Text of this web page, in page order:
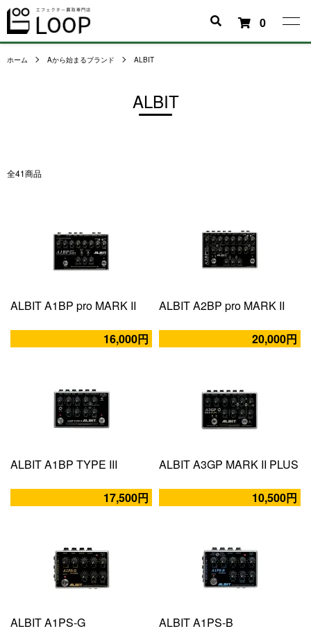
0
ホーム Aから始まるブランド ALBIT
ALBIT
全41商品
ALBIT A1BP pro MARK II
16,000円
ALBIT A2BP pro MARK II
20,000円
ALBIT A1BP TYPE III
17,500円
ALBIT A3GP MARK II PLUS
10,500円
ALBIT A1PS-G ALBIT A1PS-B